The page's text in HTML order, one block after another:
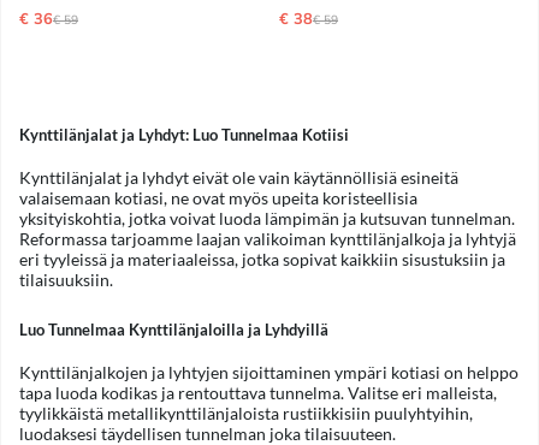
€ 36Normaali hinta
€ 59 € 38Normaali hinta
€ 59
Kynttilänjalat ja Lyhdyt: Luo Tunnelmaa Kotiisi
Kynttilänjalat ja lyhdyt eivät ole vain käytännöllisiä esineitä
valaisemaan kotiasi, ne ovat myös upeita koristeellisia
yksityiskohtia, jotka voivat luoda lämpimän ja kutsuvan tunnelman.
Reformassa tarjoamme laajan valikoiman kynttilänjalkoja ja lyhtyjä
eri tyyleissä ja materiaaleissa, jotka sopivat kaikkiin sisustuksiin ja
tilaisuuksiin.
Luo Tunnelmaa Kynttilänjaloilla ja Lyhdyillä
Kynttilänjalkojen ja lyhtyjen sijoittaminen ympäri kotiasi on helppo
tapa luoda kodikas ja rentouttava tunnelma. Valitse eri malleista,
tyylikkäistä metallikynttilänjaloista rustiikkisiin puulyhtyihin,
luodaksesi täydellisen tunnelman joka tilaisuuteen.